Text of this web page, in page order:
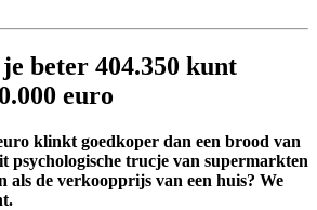
beter 404.350 kunt
euro
klinkt goedkoper dan een brood van
psychologische trucje van supermarkten
als de verkoopprijs van een huis? We